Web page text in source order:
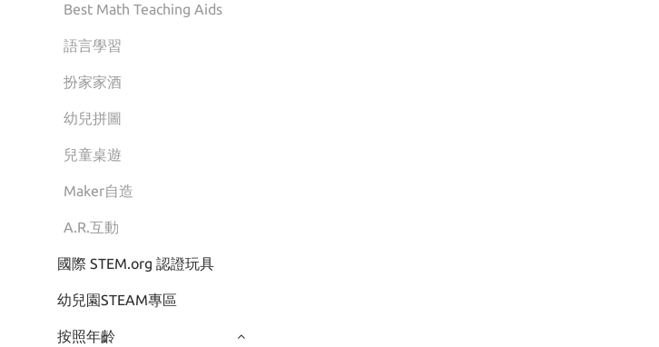
Best Math Teaching Aids
語言學習
扮家家酒
幼兒拼圖
兒童桌遊
Maker自造
A.R.互動
國際 STEM.org 認證玩具
幼兒園STEAM專區
按照年齡